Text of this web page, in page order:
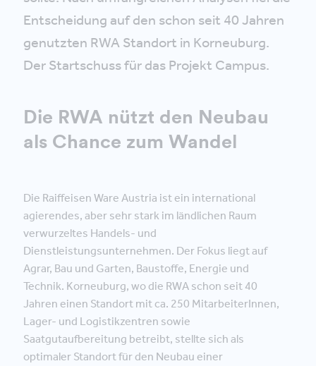
Entscheidung auf den schon seit 40 Jahren
genutzten RWA Standort in Korneuburg.
Der Startschuss für das Projekt Campus.
Die RWA nützt den Neubau
als Chance zum Wandel
Die Raiffeisen Ware Austria ist ein international
agierendes, aber sehr stark im ländlichen Raum
verwurzeltes Handels- und
Dienstleistungsunternehmen. Der Fokus liegt auf
Agrar, Bau und Garten, Baustoffe, Energie und
Technik. Korneuburg, wo die RWA schon seit 40
Jahren einen Standort mit ca. 250 MitarbeiterInnen,
Lager- und Logistikzentren sowie
Saatgutaufbereitung betreibt, stellte sich als
optimaler Standort für den Neubau einer